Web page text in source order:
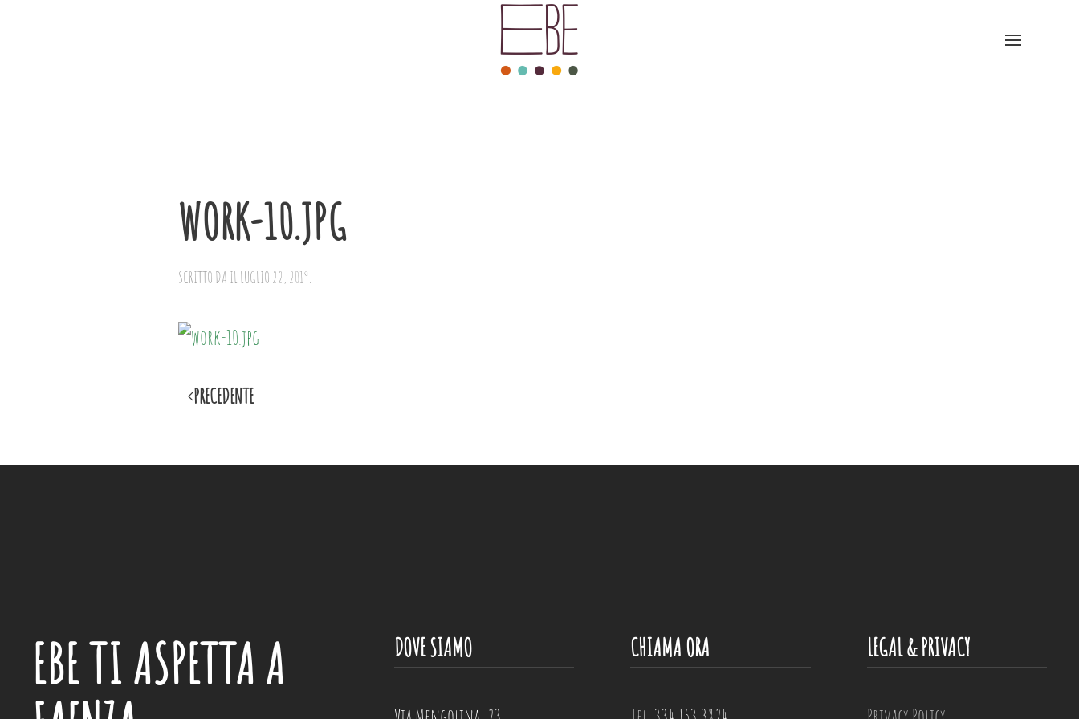
WORK-10.JPG
SCRITTO DA IL LUGLIO 22, 2019.
PRECEDENTE
EBETI ASPETTA A
DOVE SIAMO CHIAMA ORA LEGAL & PRIVACY